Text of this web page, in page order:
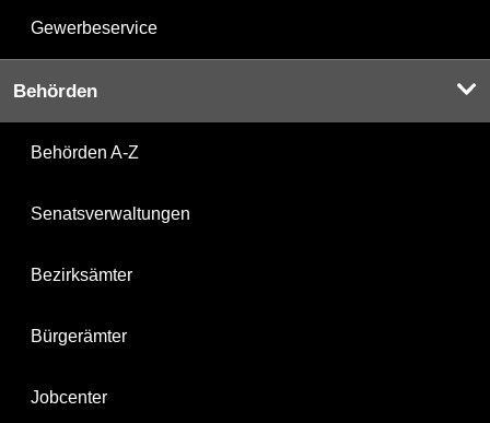
Gewerbeservice
Behörden
Behörden A-Z
Senatsverwaltungen
Bezirksämter
Bürgerämter
Jobcenter